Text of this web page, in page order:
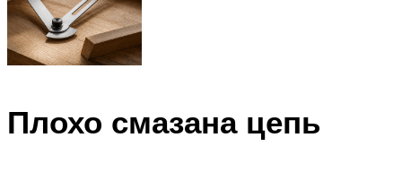
Плохо смазана цепь